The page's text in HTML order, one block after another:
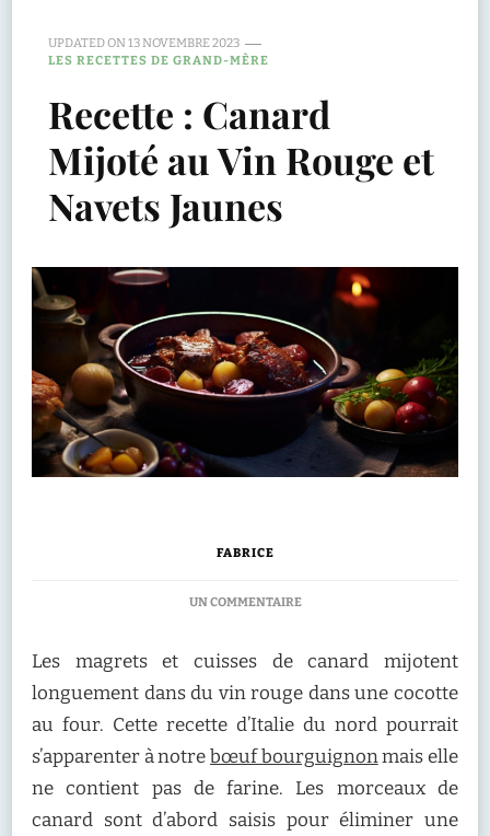
UPDATED ON13 NOVEMBRE 2023
LES RECETTES DE GRAND-MÈRE
Recette : Canard
Mijoté au Vin Rouge et
Navets Jaunes
FABRICE
UN COMMENTAIRESUR
CANARD
MIJOTÉ
AU
VIN
ROUGE
ET
NAVETS
Les magrets et cuisses de canard mijotent
longuement dans du vin rouge dans une cocotte
au four. Cette recette d’Italie du nord pourrait
s’apparenter à notrebœuf bourguignonmais elle
ne contient pas de farine. Les morceaux de
canard sont d’abord saisis pour éliminer une